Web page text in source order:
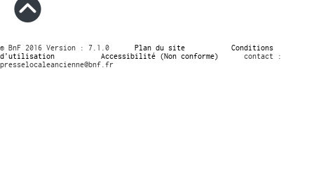
© BnF 2016 Version : 7.1.0 Plan du site
Conditions
d’utilisation
Accessibilité (Non conforme)
contact :
presselocaleancienne@bnf.fr